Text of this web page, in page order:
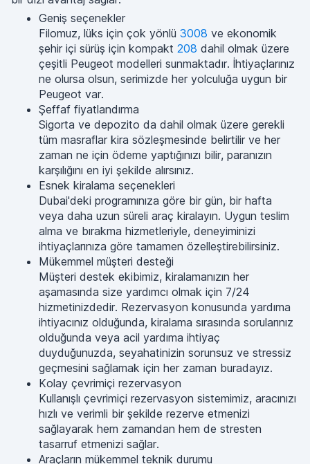
Geniş seçenekler
Filomuz, lüks için çok yönlü 3008 ve ekonomik
şehir içi sürüş için kompakt 208 dahil olmak üzere
çeşitli Peugeot modelleri sunmaktadır. İhtiyaçlarınız
ne olursa olsun, serimizde her yolculuğa uygun bir
Peugeot var.
Şeffaf fiyatlandırma
Sigorta ve depozito da dahil olmak üzere gerekli
tüm masraflar kira sözleşmesinde belirtilir ve her
zaman ne için ödeme yaptığınızı bilir, paranızın
karşılığını en iyi şekilde alırsınız.
Esnek kiralama seçenekleri
Dubai'deki programınıza göre bir gün, bir hafta
veya daha uzun süreli araç kiralayın. Uygun teslim
alma ve bırakma hizmetleriyle, deneyiminizi
ihtiyaçlarınıza göre tamamen özelleştirebilirsiniz.
Mükemmel müşteri desteği
Müşteri destek ekibimiz, kiralamanızın her
aşamasında size yardımcı olmak için 7/24
hizmetinizdedir. Rezervasyon konusunda yardıma
ihtiyacınız olduğunda, kiralama sırasında sorularınız
olduğunda veya acil yardıma ihtiyaç
duyduğunuzda, seyahatinizin sorunsuz ve stressiz
geçmesini sağlamak için her zaman buradayız.
Kolay çevrimiçi rezervasyon
Kullanışlı çevrimiçi rezervasyon sistemimiz, aracınızı
hızlı ve verimli bir şekilde rezerve etmenizi
sağlayarak hem zamandan hem de stresten
tasarruf etmenizi sağlar.
Araçların mükemmel teknik durumu